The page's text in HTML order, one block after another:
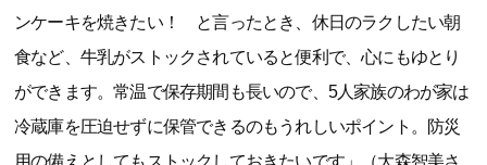
ンケーキを焼きたい！ と言ったとき、休日のラクしたい朝
食など、牛乳がストックされていると便利で、心にもゆとり
ができます。常温で保存期間も長いので、5人家族のわが家は
冷蔵庫を圧迫せずに保管できるのもうれしいポイント。防災
用の備えとしてもストックしておきたいです」（大森智美さ